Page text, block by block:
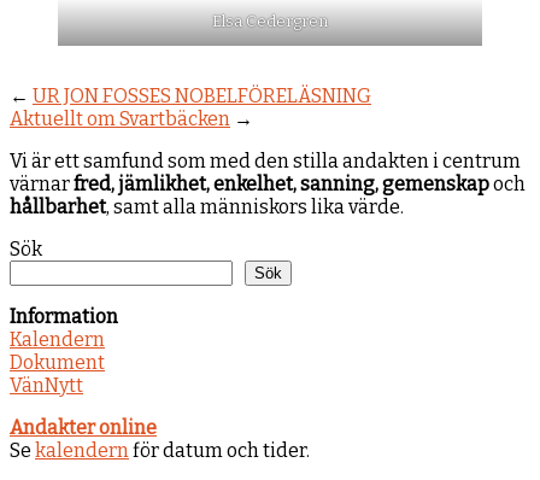
Elsa Cedergren
← UR JON FOSSES NOBELFÖRELÄSNING
Aktuellt om Svartbäcken →
Vi är ett samfund som med den stilla andakten i centrum
värnarfred, jämlikhet, enkelhet, sanning, gemenskapoch
hållbarhet, samt alla människors lika värde.
Sök
Sök
Information
Kalendern
Dokument
VänNytt
Andakter online
Se kalendernför datum och tider.